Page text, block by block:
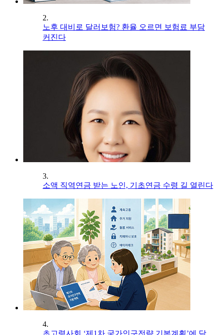
2.
노후 대비로 달러보험? 환율 오르면 보험료 부담
커진다
3.
소액 직역연금 받는 노인, 기초연금 수령 길 열린다
4.